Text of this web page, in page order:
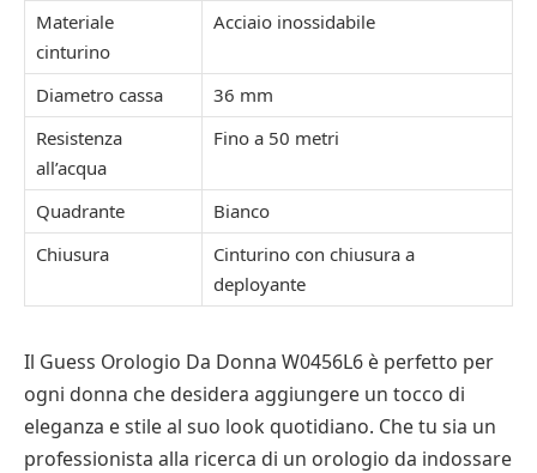
Materiale
cinturino
Acciaio inossidabile
Diametro cassa
36 mm
Resistenza
all’acqua
Fino a 50 metri
Quadrante
Bianco
Chiusura
Cinturino con chiusura a
deployante
Il Guess Orologio Da Donna W0456L6 è perfetto per
ogni donna che desidera aggiungere un tocco di
eleganza e stile al suo look quotidiano. Che tu sia un
professionista alla ricerca di un orologio da indossare